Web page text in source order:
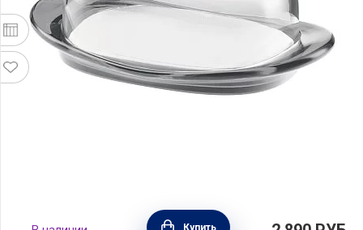
Масленка с крышкой Feeling материал